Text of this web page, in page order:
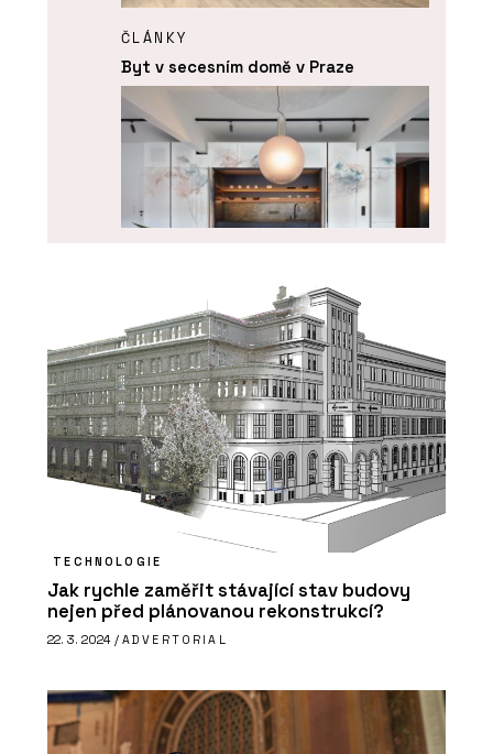
ČLÁNKY
Byt v secesním domě v Praze
SLUŽBY
Kuchyně na zakázku - DEVOTO
ČLÁNKY
Showroom a dílna DEVOTO
TECHNOLOGIE
Jak rychle zaměřit stávající stav budovy
nejen před plánovanou rekonstrukcí?
22. 3. 2024 / ADVERTORIAL